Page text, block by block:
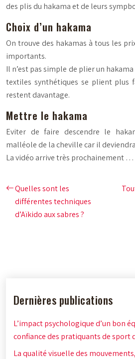
des plis du hakama et de leurs
Choix d’un hakama
On trouve des hakamas à tous les
importants.
Il n’est pas simple de plier un
textiles synthétiques se plient plus
restent davantage.
Mettre le hakama
Eviter de faire descendre le
malléole de la cheville car il
La vidéo arrive très prochainement …
Quelles sont les
différentes techniques
d’Aïkido aux sabres ?
Dernières publications
L’impact psychologique d’un bon
confiance des pratiquants de sport
La qualité visuelle des